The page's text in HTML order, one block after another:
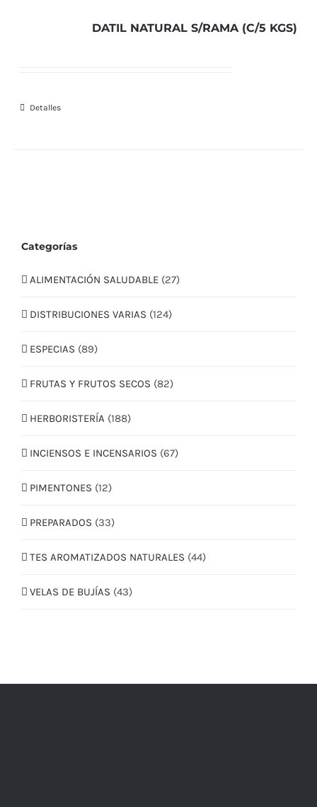
DATIL NATURAL S/RAMA (C/5 KGS)
Detalles
Categorías
ALIMENTACIÓN SALUDABLE (27)
DISTRIBUCIONES VARIAS (124)
ESPECIAS (89)
FRUTAS Y FRUTOS SECOS (82)
HERBORISTERÍA (188)
INCIENSOS E INCENSARIOS (67)
PIMENTONES (12)
PREPARADOS (33)
TES AROMATIZADOS NATURALES (44)
VELAS DE BUJÍAS (43)